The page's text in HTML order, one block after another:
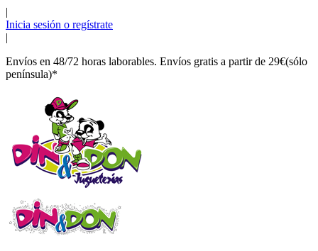
|
Inicia sesión o regístrate
|
Envíos en 48/72 horas laborables. Envíos gratis a partir de 29€(sólo
península)*